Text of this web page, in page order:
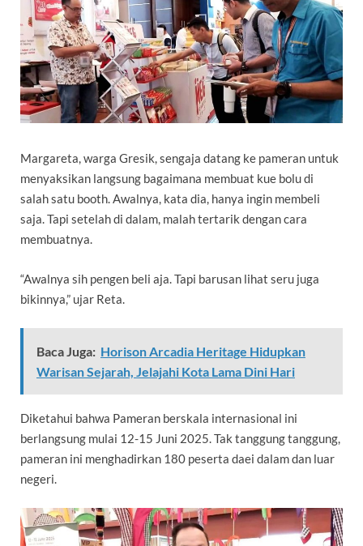
Margareta, warga Gresik, sengaja datang ke pameran untuk
menyaksikan langsung bagaimana membuat kue bolu di
salah satu booth. Awalnya, kata dia, hanya ingin membeli
saja. Tapi setelah di dalam, malah tertarik dengan cara
membuatnya.
“Awalnya sih pengen beli aja. Tapi barusan lihat seru juga
bikinnya,” ujar Reta.
Baca Juga: Horison Arcadia Heritage Hidupkan
Warisan Sejarah, Jelajahi Kota Lama Dini Hari
Diketahui bahwa Pameran berskala internasional ini
berlangsung mulai 12-15 Juni 2025. Tak tanggung tanggung,
pameran ini menghadirkan 180 peserta daei dalam dan luar
negeri.